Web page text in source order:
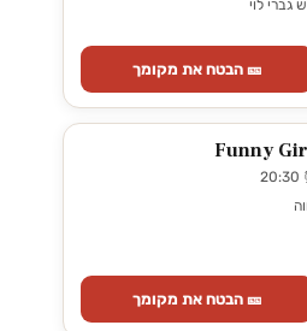
גברי לוי
🎫 הבטח את מקומך
🎫 הבטח את מקומך